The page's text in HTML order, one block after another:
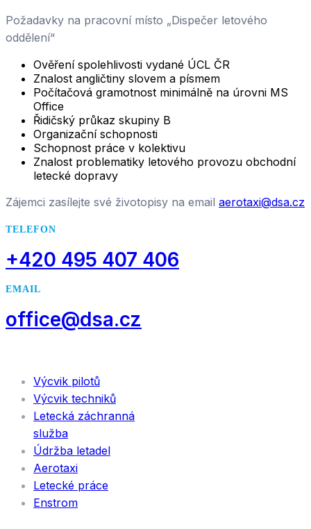
Požadavky na pracovní místo „Dispečer letového
oddělení“
Ověření spolehlivosti vydané ÚCL ČR
Znalost angličtiny slovem a písmem
Počítačová gramotnost minimálně na úrovni MS
Office
Řidičský průkaz skupiny B
Organizační schopnosti
Schopnost práce v kolektivu
Znalost problematiky letového provozu obchodní
letecké dopravy
Zájemci zasílejte své životopisy na email aerotaxi@dsa.cz
TELEFON
+420 495 407 406
EMAIL
office@dsa.cz
Výcvik pilotů
Výcvik techniků
Letecká záchranná
služba
Údržba letadel
Aerotaxi
Letecké práce
Enstrom